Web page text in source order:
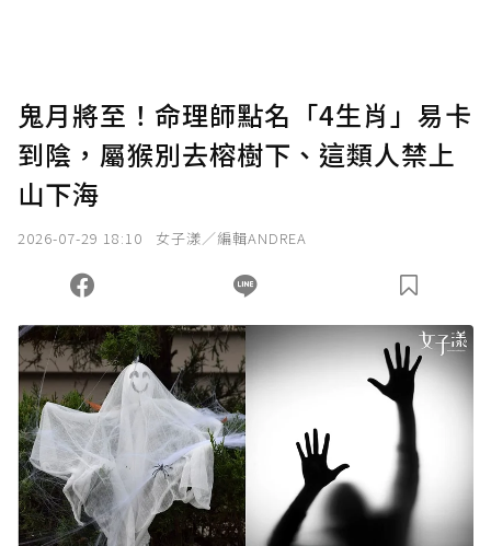
鬼月將至！命理師點名「4生肖」易卡
到陰，屬猴別去榕樹下、這類人禁上
山下海
2026-07-29 18:10 女子漾／編輯ANDREA